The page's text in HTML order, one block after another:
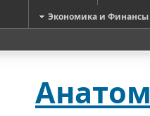
Экономика и Финансы